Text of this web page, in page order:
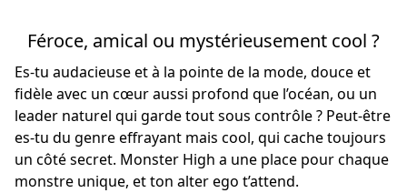
Féroce, amical ou mystérieusement cool ?
Es-tu audacieuse et à la pointe de la mode, douce et
fidèle avec un cœur aussi profond que l’océan, ou un
leader naturel qui garde tout sous contrôle ? Peut-être
es-tu du genre effrayant mais cool, qui cache toujours
un côté secret. Monster High a une place pour chaque
monstre unique, et ton alter ego t’attend.